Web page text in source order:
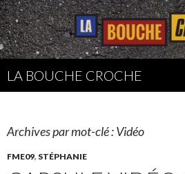
LA BOUCHE CROCHE
Archives par mot-clé : Vidéo
FME09, STÉPHANIE